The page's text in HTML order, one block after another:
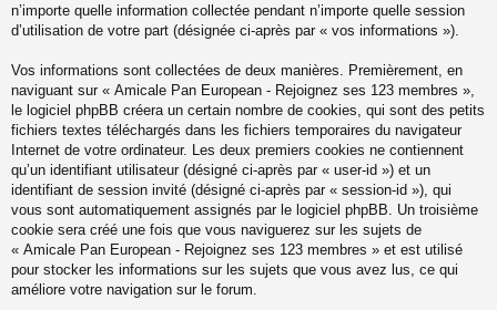
n’importe quelle information collectée pendant n’importe quelle session
d’utilisation de votre part (désignée ci-après par « vos informations »).
Vos informations sont collectées de deux manières. Premièrement, en
naviguant sur « Amicale Pan European - Rejoignez ses 123 membres »,
le logiciel phpBB créera un certain nombre de cookies, qui sont des petits
fichiers textes téléchargés dans les fichiers temporaires du navigateur
Internet de votre ordinateur. Les deux premiers cookies ne contiennent
qu’un identifiant utilisateur (désigné ci-après par « user-id ») et un
identifiant de session invité (désigné ci-après par « session-id »), qui
vous sont automatiquement assignés par le logiciel phpBB. Un troisième
cookie sera créé une fois que vous naviguerez sur les sujets de
« Amicale Pan European - Rejoignez ses 123 membres » et est utilisé
pour stocker les informations sur les sujets que vous avez lus, ce qui
améliore votre navigation sur le forum.